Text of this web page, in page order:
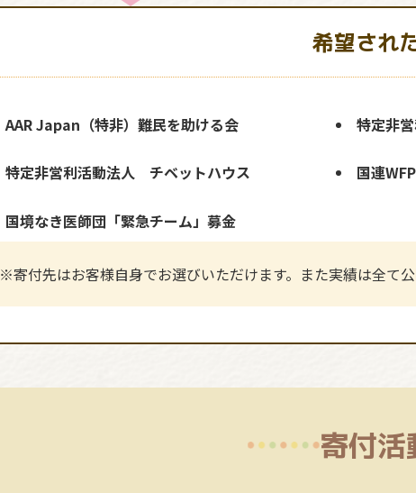
希望され
AAR Japan（特非）難民を助ける会 特定非
特定非営利活動法人 チベットハウス 国連
国境なき医師団「緊急チーム」募金
※寄付先はお客様自身でお選びいただけます。また実績は全て公
寄付活